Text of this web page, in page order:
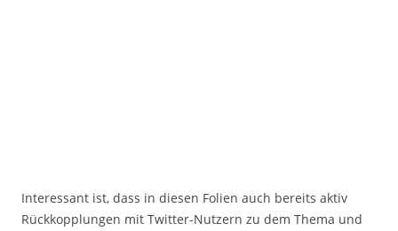
Interessant ist, dass in diesen Folien auch bereits aktiv
Rückkopplungen mit Twitter-Nutzern zu dem Thema und